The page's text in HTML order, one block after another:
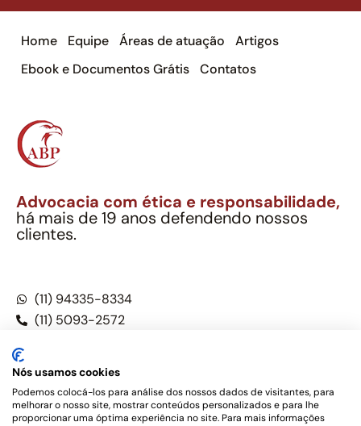
Home Equipe Áreas de atuação
Artigos
Ebook e Documentos Grátis
Contatos
Advocacia com ética e responsabilidade,
há mais de 19 anos defendendo nossos
clientes.
(11) 94335-8334
(11) 5093-2572
Este site não é um produto Meta Platforms, Inc., Google LLC,
Nós usamos cookies
Podemos colocá-los para análise dos nossos dados de visitantes, para
melhorar o nosso site, mostrar conteúdos personalizados e para lhe
proporcionar uma óptima experiência no site. Para mais informações